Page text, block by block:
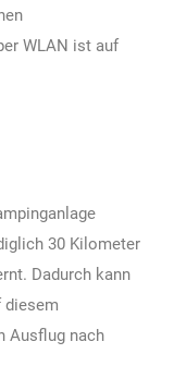
WLAN ist auf
30 Kilometer
Dadurch kann
diesem
Ausflug nach